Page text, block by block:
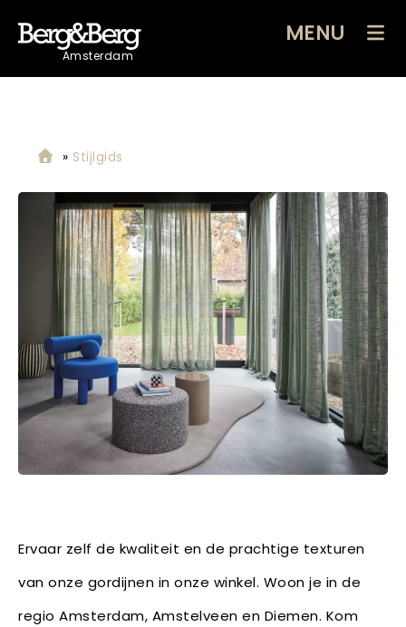
Amsterdam
MENU
» Stijlgids
Ervaar zelf de kwaliteit en de prachtige texturen
van onze gordijnen in onze winkel. Woon je in de
regio Amsterdam, Amstelveen en Diemen. Kom